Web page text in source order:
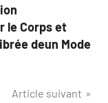
le Corps et
deun Mode
Article suivant